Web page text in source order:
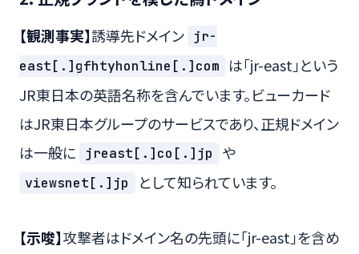
【観測事実】誘導先ドメイン jr-
east[.]gfhtyhonline[.]com
は「jr-east」という
JR東日本の英語名称を含んでいます。ビューカード
はJR東日本グループのサービスであり、正規ドメイン
は一般に
jreast[.]co[.]jp や
viewsnet[.]jp として知られています。
【示唆】攻撃者はドメイン名の先頭に「jr-east」を含め